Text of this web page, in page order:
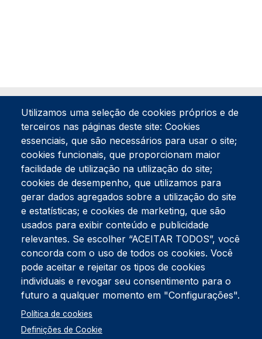
Tel:234 390 100Fax:234 390 100
Endereço Postal
Apartado 42
Rua Gil Eanes 31
3834-908 Gafanha da Nazaré
Estúdios
Rua Prior Guerra
Edifício do Centro Cultural da Gafanha da Nazaré
3830-556 Gafanha da Nazaré
Rodapé
Cookies
Política de Privacidade
Utilizamos uma seleção de cookies próprios e de
terceiros nas páginas deste site: Cookies
essenciais, que são necessários para usar o site;
cookies funcionais, que proporcionam maior
facilidade de utilização na utilização do site;
cookies de desempenho, que utilizamos para
gerar dados agregados sobre a utilização do site
e estatísticas; e cookies de marketing, que são
usados para exibir conteúdo e publicidade
relevantes. Se escolher “ACEITAR TODOS”, você
concorda com o uso de todos os cookies. Você
pode aceitar e rejeitar os tipos de cookies
individuais e revogar seu consentimento para o
futuro a qualquer momento em "Configurações".
Política de cookies
Definições de Cookie